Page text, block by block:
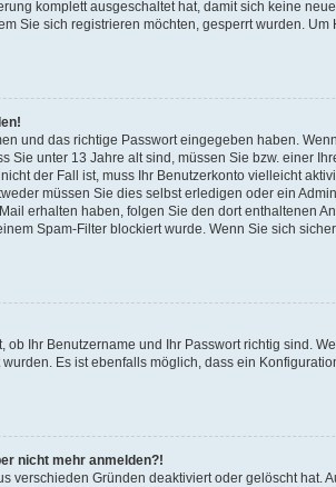
komplett ausgeschaltet hat, damit sich keine
Sie sich registrieren möchten, gesperrt wurden.
und das richtige Passwort eingegeben haben.
Sie unter 13 Jahre alt sind, müssen Sie bzw. einer
der Fall ist, muss Ihr Benutzerkonto vielleicht
müssen Sie dies selbst erledigen oder ein
erhalten haben, folgen Sie den dort enthaltenen
Spam-Filter blockiert wurde. Wenn Sie sich
Ihr Benutzername und Ihr Passwort richtig sind.
Es ist ebenfalls möglich, dass ein
nicht mehr anmelden?!
verschieden Gründen deaktiviert oder gelöscht hat.